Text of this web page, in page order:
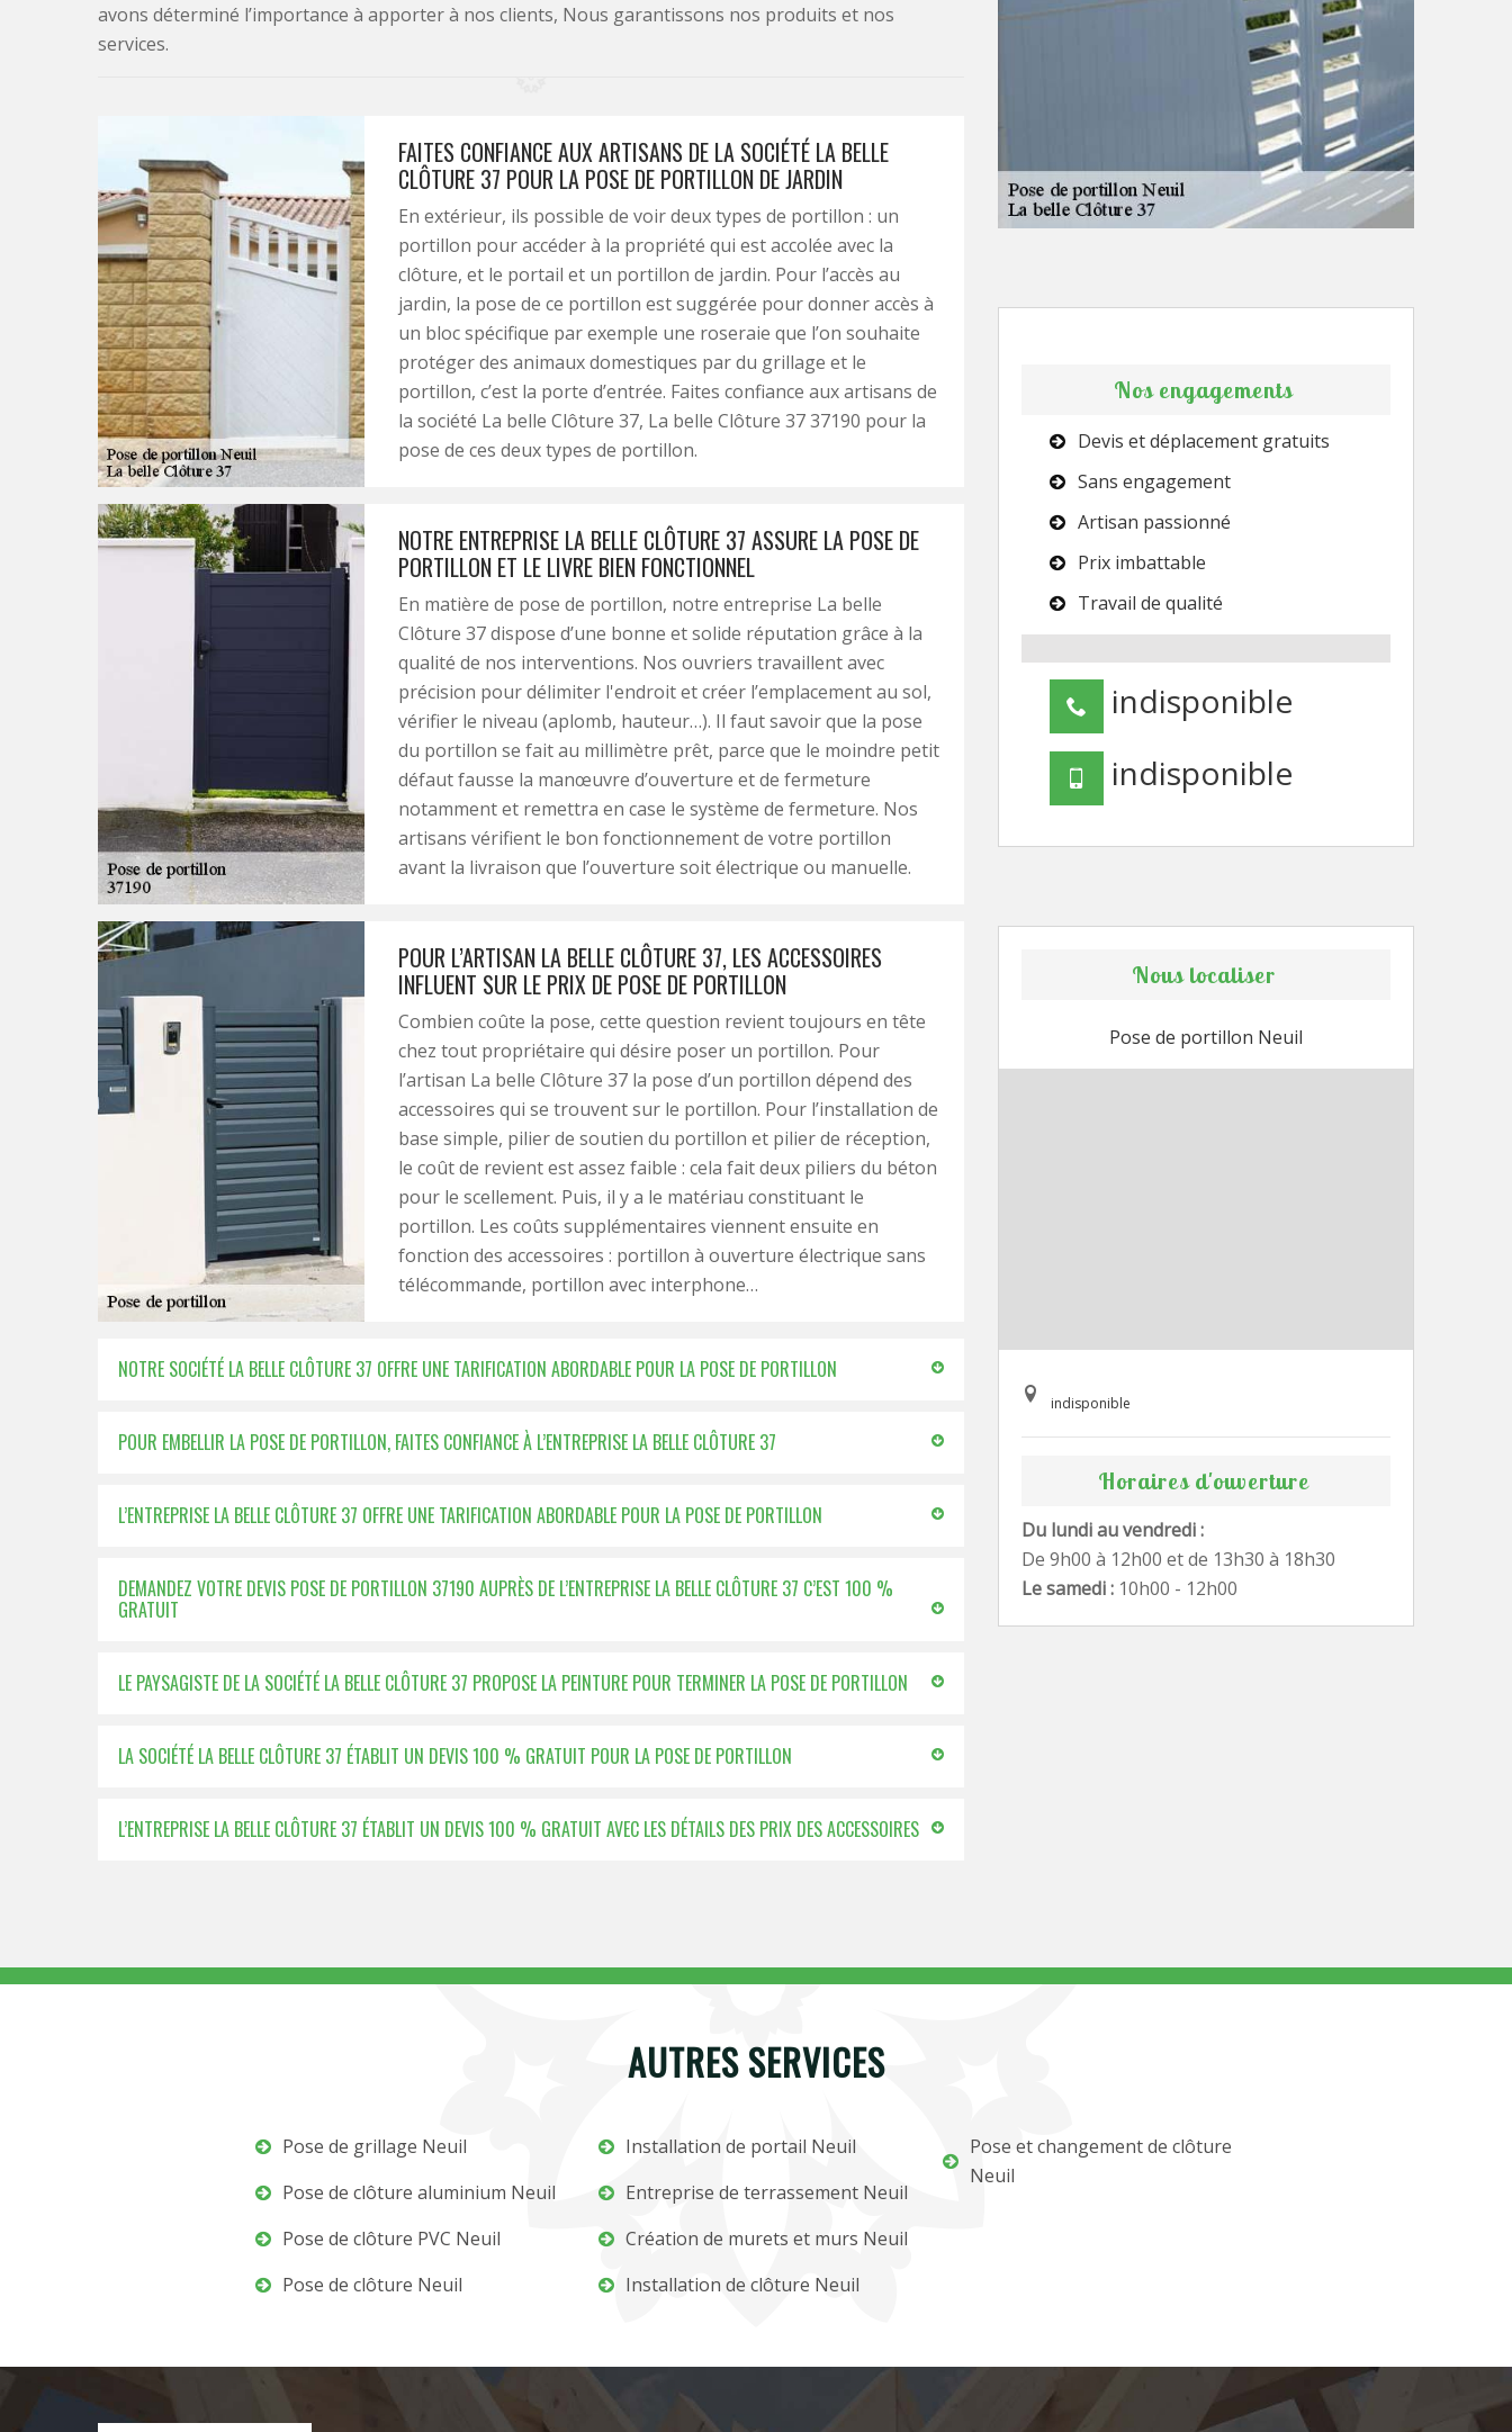
avons déterminé l’importance à apporter à nos clients, Nous garantissons nos produits et nos
services.
FAITES CONFIANCE AUX ARTISANS DE LA SOCIÉTÉ LA BELLE
CLÔTURE 37 POUR LA POSE DE PORTILLON DE JARDIN
En extérieur, ils possible de voir deux types de portillon : un
portillon pour accéder à la propriété qui est accolée avec la
clôture, et le portail et un portillon de jardin. Pour l’accès au
jardin, la pose de ce portillon est suggérée pour donner accès à
un bloc spécifique par exemple une roseraie que l’on souhaite
protéger des animaux domestiques par du grillage et le
portillon, c’est la porte d’entrée. Faites confiance aux artisans de
la société La belle Clôture 37, La belle Clôture 37 37190 pour la
pose de ces deux types de portillon.
NOTRE ENTREPRISE LA BELLE CLÔTURE 37 ASSURE LA POSE DE
PORTILLON ET LE LIVRE BIEN FONCTIONNEL
En matière de pose de portillon, notre entreprise La belle
Clôture 37 dispose d’une bonne et solide réputation grâce à la
qualité de nos interventions. Nos ouvriers travaillent avec
précision pour délimiter l'endroit et créer l’emplacement au sol,
vérifier le niveau (aplomb, hauteur…). Il faut savoir que la pose
du portillon se fait au millimètre prêt, parce que le moindre petit
défaut fausse la manœuvre d’ouverture et de fermeture
notamment et remettra en case le système de fermeture. Nos
artisans vérifient le bon fonctionnement de votre portillon
avant la livraison que l’ouverture soit électrique ou manuelle.
POUR L’ARTISAN LA BELLE CLÔTURE 37, LES ACCESSOIRES
INFLUENT SUR LE PRIX DE POSE DE PORTILLON
Combien coûte la pose, cette question revient toujours en tête
chez tout propriétaire qui désire poser un portillon. Pour
l’artisan La belle Clôture 37 la pose d’un portillon dépend des
accessoires qui se trouvent sur le portillon. Pour l’installation de
base simple, pilier de soutien du portillon et pilier de réception,
le coût de revient est assez faible : cela fait deux piliers du béton
pour le scellement. Puis, il y a le matériau constituant le
portillon. Les coûts supplémentaires viennent ensuite en
fonction des accessoires : portillon à ouverture électrique sans
télécommande, portillon avec interphone…
NOTRE SOCIÉTÉ LA BELLE CLÔTURE 37 OFFRE UNE TARIFICATION ABORDABLE POUR LA POSE DE PORTILLON
POUR EMBELLIR LA POSE DE PORTILLON, FAITES CONFIANCE À L’ENTREPRISE LA BELLE CLÔTURE 37
L’ENTREPRISE LA BELLE CLÔTURE 37 OFFRE UNE TARIFICATION ABORDABLE POUR LA POSE DE PORTILLON
DEMANDEZ VOTRE DEVIS POSE DE PORTILLON 37190 AUPRÈS DE L’ENTREPRISE LA BELLE CLÔTURE 37 C’EST 100 %
GRATUIT
LE PAYSAGISTE DE LA SOCIÉTÉ LA BELLE CLÔTURE 37 PROPOSE LA PEINTURE POUR TERMINER LA POSE DE PORTILLON
LA SOCIÉTÉ LA BELLE CLÔTURE 37 ÉTABLIT UN DEVIS 100 % GRATUIT POUR LA POSE DE PORTILLON
L’ENTREPRISE LA BELLE CLÔTURE 37 ÉTABLIT UN DEVIS 100 % GRATUIT AVEC LES DÉTAILS DES PRIX DES ACCESSOIRES
Nos engagements
Devis et déplacement gratuits
Sans engagement
Artisan passionné
Prix imbattable
Travail de qualité
indisponible
indisponible
Nous localiser
Pose de portillon Neuil
indisponible
Horaires d'ouverture
Du lundi au vendredi :
De 9h00 à 12h00 et de 13h30 à 18h30
Le samedi : 10h00 - 12h00
AUTRES SERVICES
Pose de grillage Neuil
Pose de clôture aluminium Neuil
Pose de clôture PVC Neuil
Pose de clôture Neuil
Installation de portail Neuil
Entreprise de terrassement Neuil
Création de murets et murs Neuil
Installation de clôture Neuil
Pose et changement de clôture
Neuil